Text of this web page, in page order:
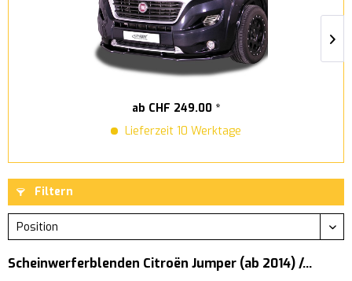
ab CHF 249.00 *
Lieferzeit 10 Werktage
Filtern
Scheinwerferblenden Citroën Jumper (ab 2014) /...